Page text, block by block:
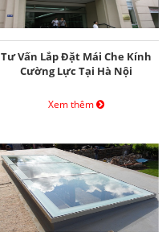
Tư Vấn Lắp Đặt Mái Che Kính
Cường Lực Tại Hà Nội
Xem thêm